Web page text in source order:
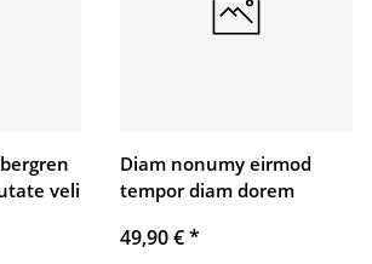
veli
Diam nonumy eirmod
tempor diam dorem
49,90 €*